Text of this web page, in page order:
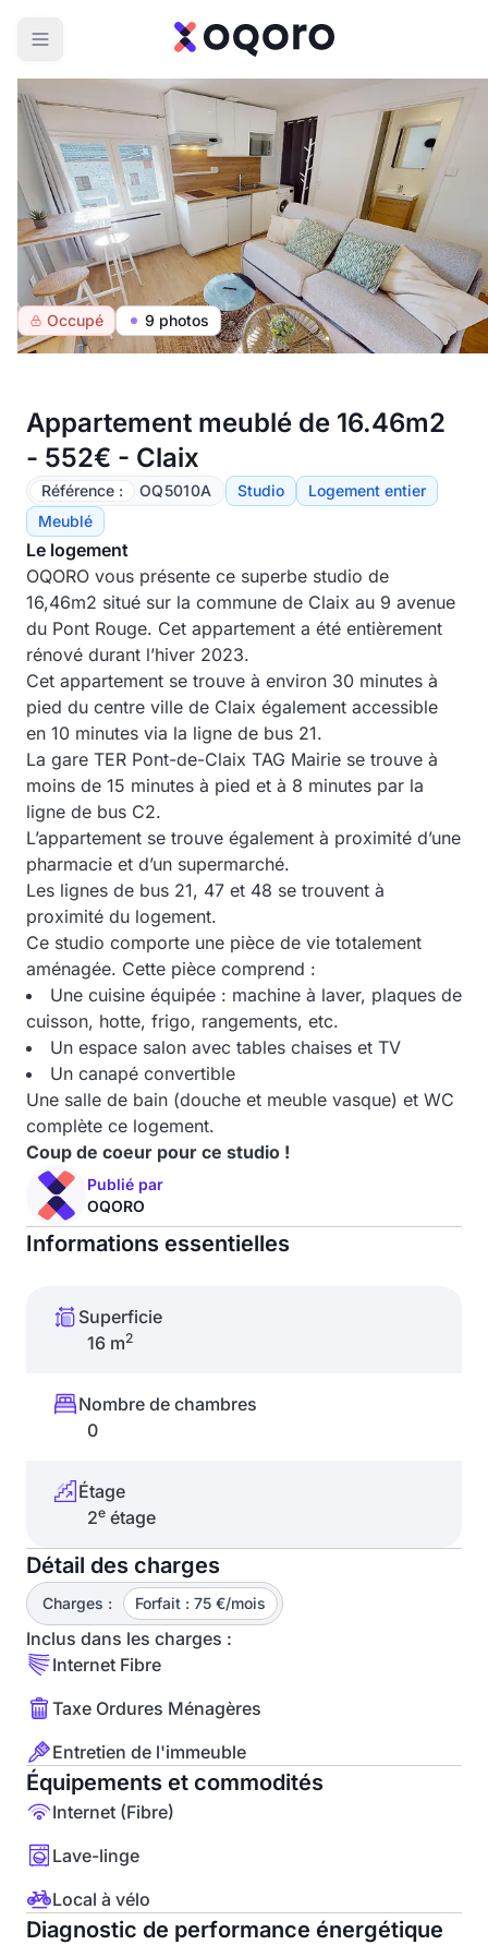
Occupé 9 photos
Appartement meublé de 16.46m2
- 552€ - Claix
Référence : OQ5010A Studio
Logement entier
Meublé
Le logement
OQORO vous présente ce superbe studio de
16,46m2 situé sur la commune de Claix au 9 avenue
du Pont Rouge. Cet appartement a été entièrement
rénové durant l’hiver 2023.
Cet appartement se trouve à environ 30 minutes à
pied du centre ville de Claix également accessible
en 10 minutes via la ligne de bus 21.
La gare TER Pont-de-Claix TAG Mairie se trouve à
moins de 15 minutes à pied et à 8 minutes par la
ligne de bus C2.
L’appartement se trouve également à proximité d’une
pharmacie et d’un supermarché.
Les lignes de bus 21, 47 et 48 se trouvent à
proximité du logement.
Ce studio comporte une pièce de vie totalement
aménagée. Cette pièce comprend :
Une cuisine équipée : machine à laver, plaques de
cuisson, hotte, frigo, rangements, etc.
Un espace salon avec tables chaises et TV
Un canapé convertible
Une salle de bain (douche et meuble vasque) et WC
complète ce logement.
Coup de coeur pour ce studio !
Publié par
OQORO
Informations essentielles
Superficie
16 m2
Nombre de chambres
0
Étage
2e étage
Détail des charges
Charges : Forfait : 75 €/mois
Inclus dans les charges :
Internet Fibre
Taxe Ordures Ménagères
Entretien de l'immeuble
Équipements et commodités
Internet (Fibre)
Lave-linge
Local à vélo
Diagnostic de performance énergétique